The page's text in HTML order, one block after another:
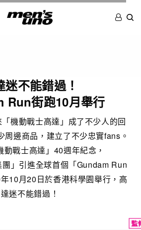
迷不能錯過！
Run街跑10月舉行
機動戰士高達」成了不少人的回
周邊商品，建立了不少忠實fans。
動戰士高達」40週年紀念，
」引進全球首個「Gundam Run
10月20日於香港科學園舉行，高
達迷不能錯過！